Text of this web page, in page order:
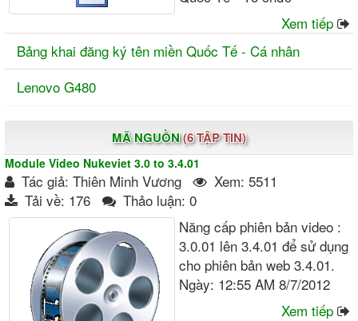
Xem tiếp
Bảng khai đăng ký tên miền Quốc Tế - Cá nhân
Lenovo G480
MÃ NGUỒN (6 TẬP TIN)
Module Video Nukeviet 3.0 to 3.4.01
Tác giả: Thiên Minh Vương
Xem: 5511
Tải về: 176
Thảo luận: 0
Năng cấp phiên bản video :
3.0.01 lên 3.4.01 để sử dụng
cho phiên bản web 3.4.01.
Ngày: 12:55 AM 8/7/2012
Xem tiếp